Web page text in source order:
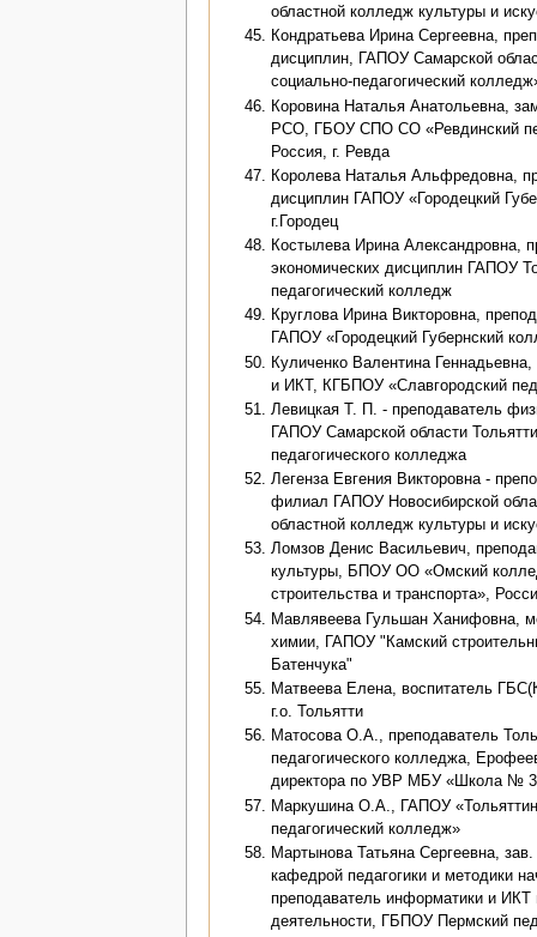
областной колледж культуры и
Кондратьева Ирина Сергеевна,
дисциплин, ГАПОУ Самарской
социально-педагогический
Коровина Наталья Анатольевна,
РСО, ГБОУ СПО СО «Ревдинский
Россия, г. Ревда
Королева Наталья Альфредовна,
дисциплин ГАПОУ «Городецкий
г.Городец
Костылева Ирина Александровна,
экономических дисциплин ГАПОУ
педагогический колледж
Круглова Ирина Викторовна,
ГАПОУ «Городецкий Губернский
Куличенко Валентина
и ИКТ, КГБПОУ «Славгородский
Левицкая Т. П. - преподаватель
ГАПОУ Самарской области
педагогического колледжа
Легенза Евгения Викторовна -
филиал ГАПОУ Новосибирской
областной колледж культуры и
Ломзов Денис Васильевич,
культуры, БПОУ ОО «Омский
строительства и транспорта»,
Мавлявеева Гульшан Ханифовна,
химии, ГАПОУ "Камский
Батенчука"
Матвеева Елена, воспитатель
г.о. Тольятти
Матосова О.А., преподаватель
педагогического колледжа,
директора по УВР МБУ «Школа №
Маркушина О.А., ГАПОУ
педагогический колледж»
Мартынова Татьяна Сергеевна,
кафедрой педагогики и методики
преподаватель информатики и ИКТ
деятельности, ГБПОУ Пермский